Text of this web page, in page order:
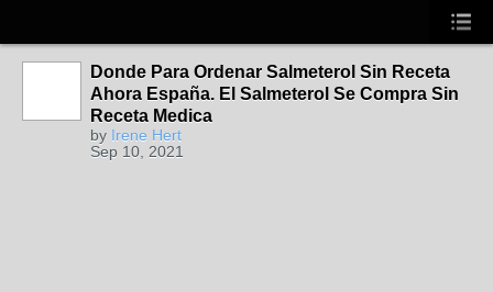
Donde Para Ordenar Salmeterol Sin Receta
Ahora España. El Salmeterol Se Compra Sin
Receta Medica
by Irene Hert
Sep 10, 2021